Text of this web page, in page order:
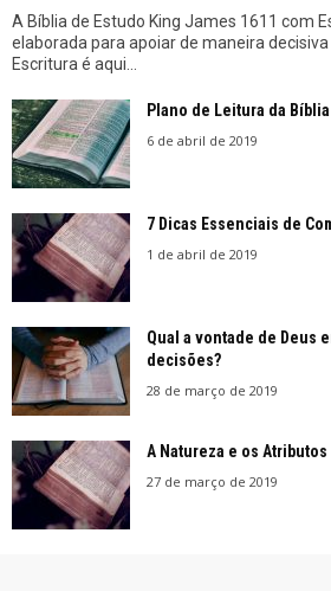
A Bíblia de Estudo King James 1611 com
elaborada para apoiar de maneira
Escritura é aqui...
Plano de Leitura da
6 de abril de 2019
7 Dicas Essenciais de
1 de abril de 2019
Qual a vontade de Deus
decisões?
28 de março de 2019
A Natureza e os
27 de março de 2019